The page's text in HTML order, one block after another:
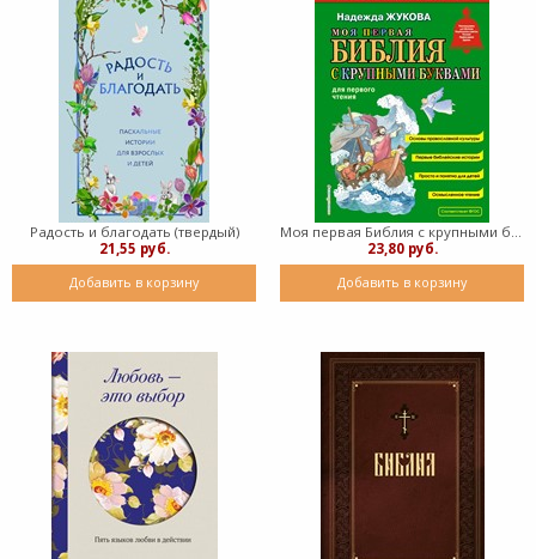
Радость и благодать (твердый)
21,55 руб.
Добавить в корзину
Моя первая Библия с крупными буквами для первого чтения (твердый)
23,80 руб.
Добавить в корзину